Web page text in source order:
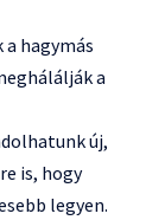
hagymás
a
új,
is, hogy
legyen.